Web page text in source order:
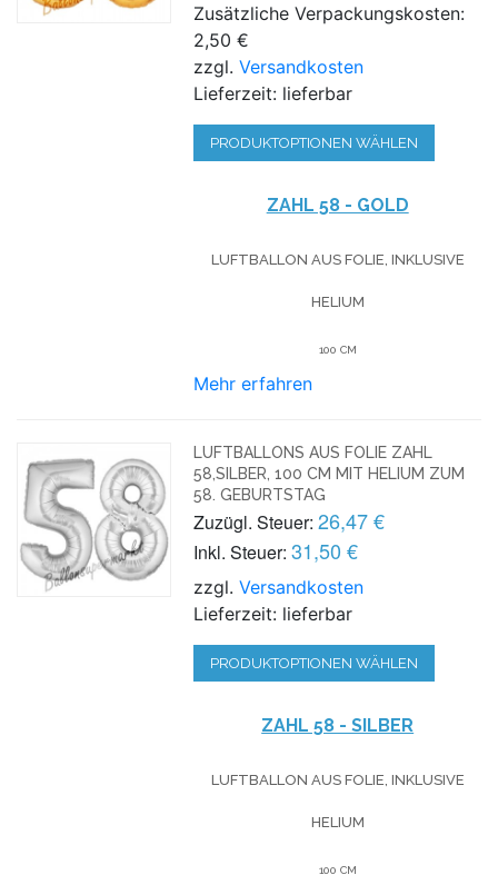
Zusätzliche Verpackungskosten:
2,50 €
zzgl.Versandkosten
Lieferzeit: lieferbar
PRODUKTOPTIONEN WÄHLEN
ZAHL 58 - GOLD
LUFTBALLON AUS FOLIE, INKLUSIVE
HELIUM
100 CM
Mehr erfahren
LUFTBALLONS AUS FOLIE ZAHL
58,SILBER, 100 CM MIT HELIUM ZUM
58. GEBURTSTAG
Zuzügl. Steuer: 26,47 €
Inkl. Steuer: 31,50 €
zzgl.Versandkosten
Lieferzeit: lieferbar
PRODUKTOPTIONEN WÄHLEN
ZAHL 58 - SILBER
LUFTBALLON AUS FOLIE, INKLUSIVE
HELIUM
100 CM